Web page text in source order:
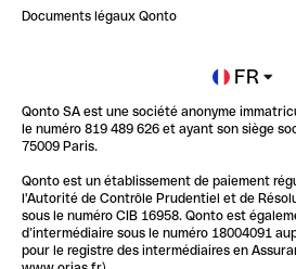
Impact de l'IA sur les carrières/
Newsroom
Glossaire finance
Documents légaux Qonto
FR
Qonto SA est une société anonyme
le numéro 819 489 626 et ayant son siège
75009 Paris.
Qonto est un établissement de paiement
l'Autorité de Contrôle Prudentiel et de
sous le numéro CIB 16958. Qonto est
d’intermédiaire sous le numéro 18004091
pour le registre des intermédiaires en